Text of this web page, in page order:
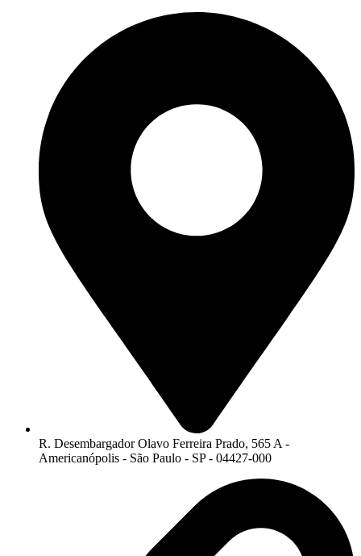
R. Desembargador Olavo Ferreira Prado, 565 A -
Americanópolis - São Paulo - SP - 04427-000